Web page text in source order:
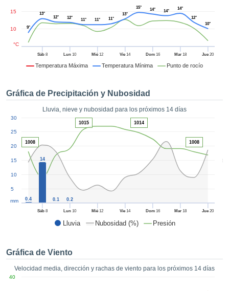
forma
digital
basada
nuestra
coste.
el botón
la
de todas
ya sean
así como
un perfil
para
CONTINUAR
CONFIGURACIÓN
Temperatura Máxima Temperatura Mínima Punto de rocío
Sáb8 Lun 10 Mié 12 Vie 14 Dom16 Mar18 Jue 20
10
15
°C
9°
13°
12° 12° 11° 11° 11°
13°
15° 14° 14°
14°
12°
10°
Gráfica de Precipitación y Nubosidad
Lluvia, nieve y nubosidad para los próximos 14 días
Lluvia Nubosidad (%) Presión
50
Sáb8 Lun 10 Mié 12 Vie 14 Dom16 Mar18 Jue 20
5
10
15
20
25
30
mm 0.4
14
0.1 0.2
1008
1015 1014
1008
Gráfica de Viento
Velocidad media, dirección y rachas de viento para los próximos 14 días
40